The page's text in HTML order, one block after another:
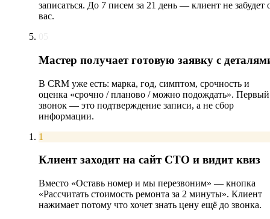
записаться. До 7 писем за 21 день — клиент не забудет
вас.
Мастер получает готовую заявку с
В CRM уже есть: марка, год, симптом, срочность и
оценка «срочно / планово / можно подождать». Первый
звонок — это подтверждение записи, а не сбор
информации.
1
Клиент заходит на сайт СТО и видит квиз
Вместо «Оставь номер и мы перезвоним» — кнопка
«Рассчитать стоимость ремонта за 2 минуты». Клиент
нажимает потому что хочет знать цену ещё до звонка.